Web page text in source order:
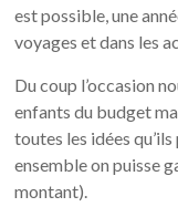
est possible, une
voyages et dans les
Du coup l’occasion
enfants du budget
toutes les idées
ensemble on puisse
montant).